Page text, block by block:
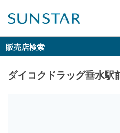
販売店検索
ダイコクドラッグ垂水駅